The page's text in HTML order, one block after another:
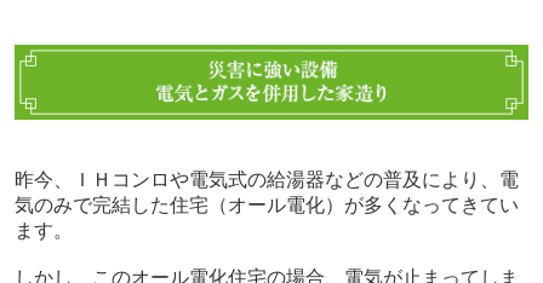
昨今、ＩＨコンロや電気式の給湯器などの普及により、電
気のみで完結した住宅（オール電化）が多くなってきてい
ます。
しかし、このオール電化住宅の場合、電気が止まってしま